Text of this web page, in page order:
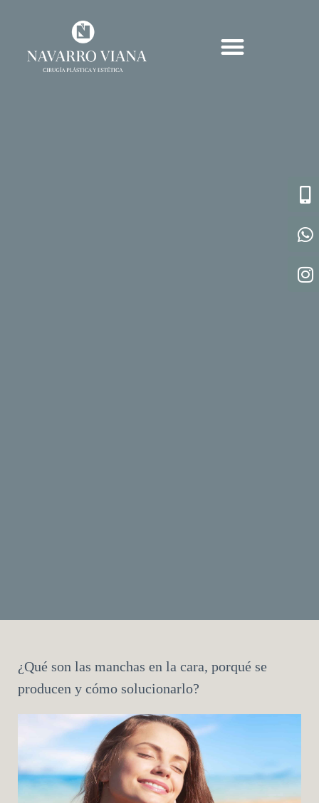
¿Qué son las manchas en la cara, porqué se
producen y cómo solucionarlo?